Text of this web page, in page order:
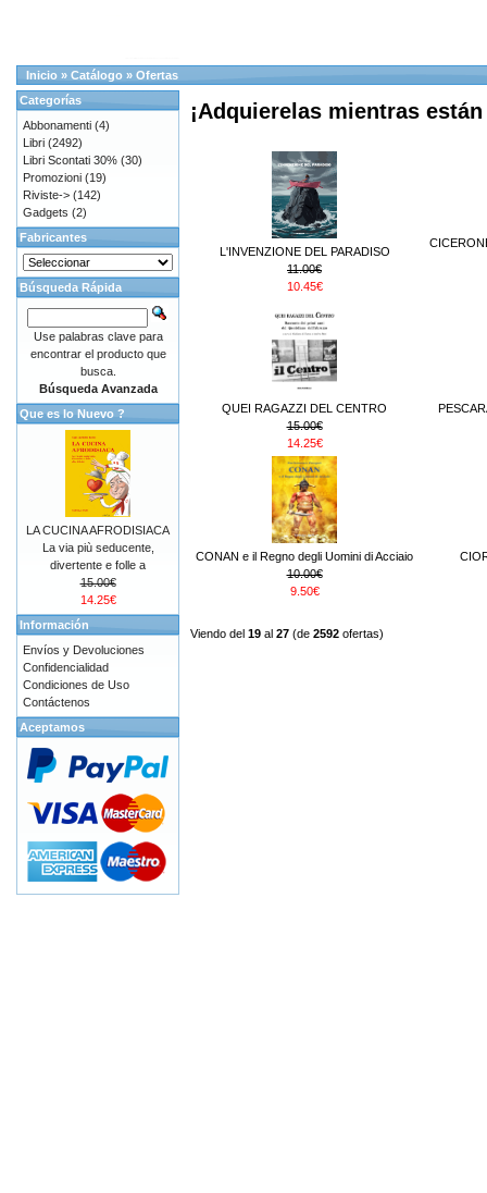
Inicio » Catálogo » Ofertas
¡Adquierelas mientras
L'INVENZIONE DEL PARADISO
11.00€
10.45€
QUEI RAGAZZI DEL CENTRO
15.00€
14.25€
CONAN e il Regno degli Uomini di Acciaio
10.00€
9.50€
Viendo del 19 al 27 (de 2592 ofertas)
Categorías
Abbonamenti (4)
Libri (2492)
Libri Scontati 30% (30)
Promozioni (19)
Riviste-> (142)
Gadgets (2)
Fabricantes
Búsqueda Rápida
Use palabras clave para
encontrar el producto que
busca.
Búsqueda Avanzada
Que es lo Nuevo ?
LA CUCINA AFRODISIACA
La via più seducente,
divertente e folle a
15.00€
14.25€
Información
Envíos y Devoluciones
Confidencialidad
Condiciones de Uso
Contáctenos
Aceptamos